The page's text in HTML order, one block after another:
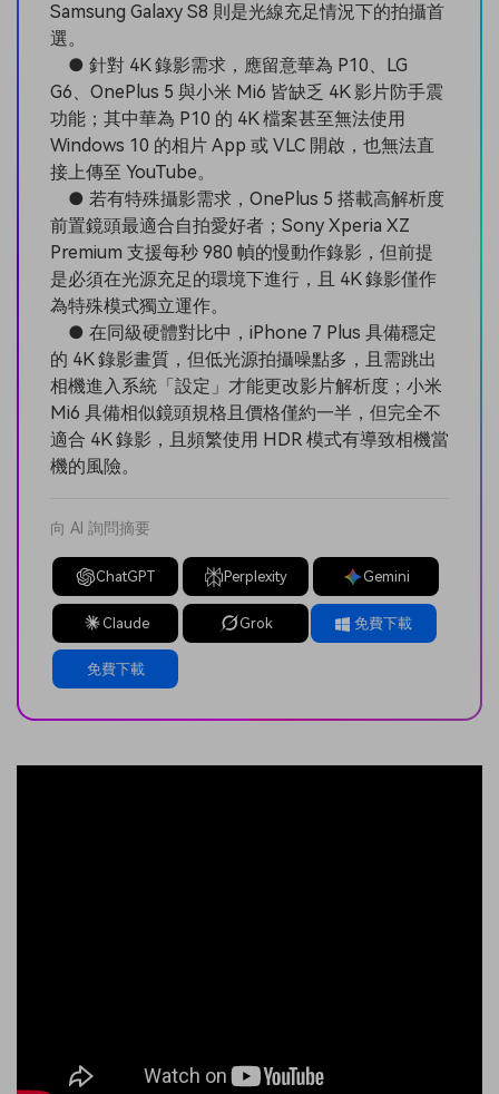
Samsung Galaxy S8 則是光線充足情況下的拍攝首
選。
● 針對 4K 錄影需求，應留意華為 P10、LG
G6、OnePlus 5 與小米 Mi6 皆缺乏 4K 影片防手震
功能；其中華為 P10 的 4K 檔案甚至無法使用
Windows 10 的相片 App 或 VLC 開啟，也無法直
接上傳至 YouTube。
● 若有特殊攝影需求，OnePlus 5 搭載高解析度
前置鏡頭最適合自拍愛好者；Sony Xperia XZ
Premium 支援每秒 980 幀的慢動作錄影，但前提
是必須在光源充足的環境下進行，且 4K 錄影僅作
為特殊模式獨立運作。
● 在同級硬體對比中，iPhone 7 Plus 具備穩定
的 4K 錄影畫質，但低光源拍攝噪點多，且需跳出
相機進入系統「設定」才能更改影片解析度；小米
Mi6 具備相似鏡頭規格且價格僅約一半，但完全不
適合 4K 錄影，且頻繁使用 HDR 模式有導致相機當
機的風險。
向 AI 詢問摘要
ChatGPT Perplexity Gemini
Claude Grok 免費下載
免費下載